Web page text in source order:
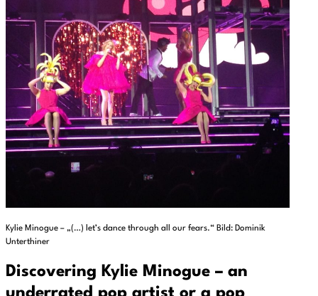
Kylie Minogue – „(…) let’s dance through all our fears.“ Bild: Dominik
Unterthiner
Discovering Kylie Minogue – an